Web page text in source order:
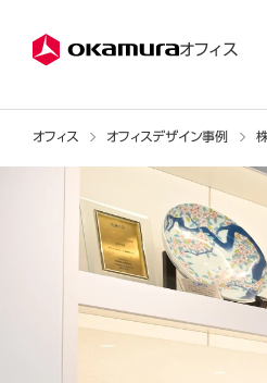
オフィス
オフィス オフィスデザイン事例